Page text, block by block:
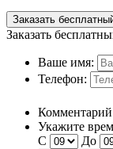
Заказать
Заказать
Ваше имя:
Телефон:
Укажите
С
До